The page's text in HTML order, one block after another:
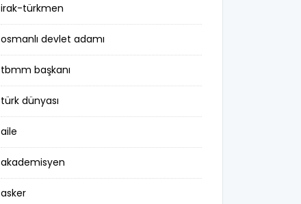
irak-türkmen
osmanlı devlet adamı
tbmm başkanı
türk dünyası
aile
akademisyen
asker